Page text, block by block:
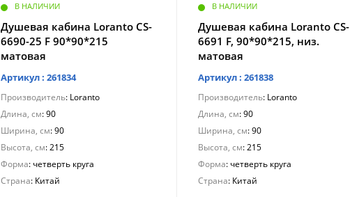
В НАЛИЧИИ
Душевая кабина Loranto CS-
6690-25 F 90*90*215
матовая
Артикул : 261834
Производитель: Loranto
Длина, см: 90
Ширина, см: 90
Высота, см: 215
Форма: четверть круга
Страна: Китай
В НАЛИЧИИ
Душевая кабина Loranto CS-
6691 F, 90*90*215, низ.
матовая
Артикул : 261838
Производитель: Loranto
Длина, см: 90
Ширина, см: 90
Высота, см: 215
Форма: четверть круга
Страна: Китай